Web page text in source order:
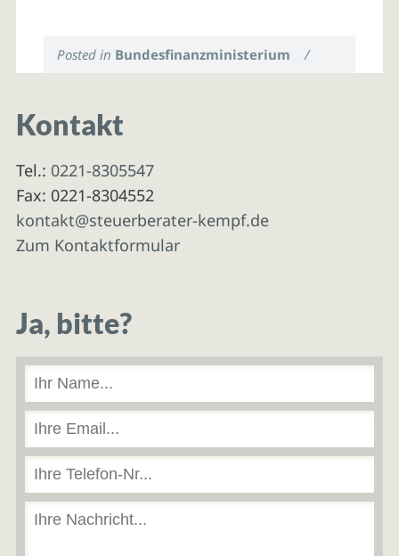
Posted in Bundesfinanzministerium /
Kontakt
Tel.: 0221-8305547
Fax: 0221-8304552
kontakt@steuerberater-kempf.de
Zum Kontaktformular
Ja, bitte?